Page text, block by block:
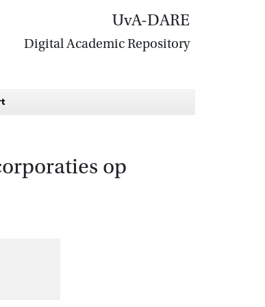
UvA-DARE
Digital Academic Repository
op